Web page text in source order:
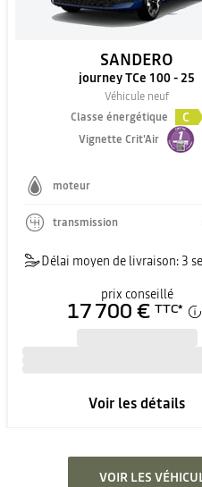
SANDERO
journey TCe 100 - 25
Véhicule neuf
Classe énergétique
C
Vignette Crit'Air
moteur
transmission
Délai moyen de livraison: 3
prix conseillé
17 700 € TTC*
Voir les détails
VOIR LES